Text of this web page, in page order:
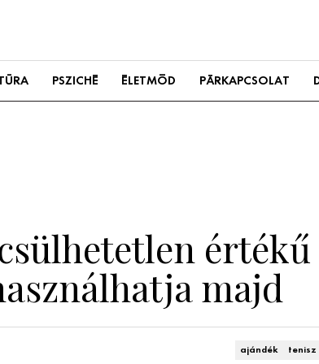
PSZICHÉ ÉLETMÓD PÁRKAPCSOLAT
majd
ajándék tenisz